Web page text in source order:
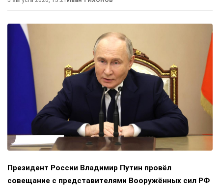
Президент России Владимир Путин провёл
совещание с представителями Вооружённых сил РФ